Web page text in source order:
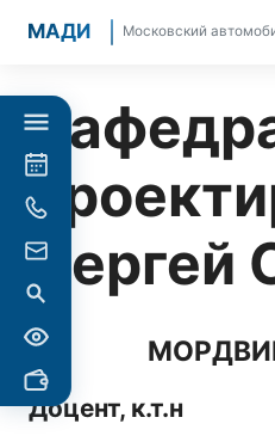
МАДИ Московский
Сергей
Доцент, к.т.н